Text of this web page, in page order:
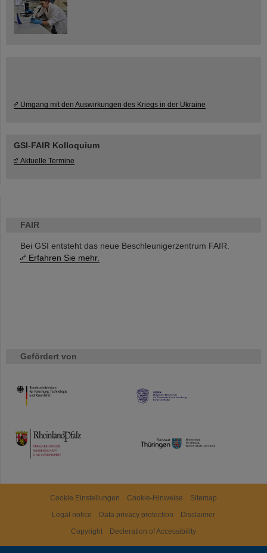
FAIR
Bei GSI entsteht das neue Beschleunigerzentrum FAIR.
Erfahren Sie mehr.
Gefördert von
HMWK
TMWWDG
Umgang mit den Auswirkungen des Kriegs in der Ukraine
GSI-FAIR Kolloquium
Aktuelle Termine
Cookie Einstellungen Cookie-Hinweise
Sitemap
Legal notice
Data privacy protection
Disclaimer
Copyright
Decleration of Accessibility